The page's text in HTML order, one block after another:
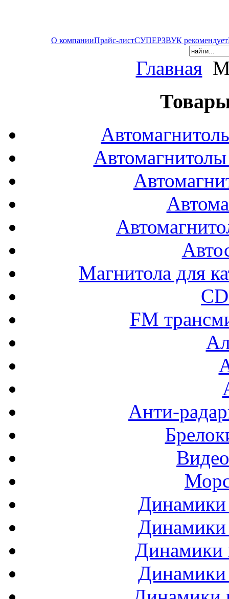
О компанииПрайс-листСУПЕРЗВУК рекомендует
Главная
Магнитола для
FM
Анти-
Динамики
Динамики
Динамики
Динамики